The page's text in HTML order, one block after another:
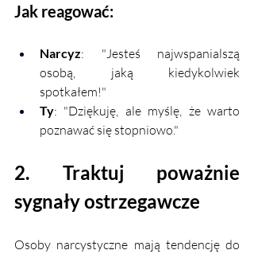
Jak reagować:
Narcyz: "Jesteś najwspanialszą
osobą, jaką kiedykolwiek
spotkałem!"
Ty: "Dziękuję, ale myślę, że warto
poznawać się stopniowo."
2. Traktuj poważnie
sygnały ostrzegawcze
Osoby narcystyczne mają tendencję do